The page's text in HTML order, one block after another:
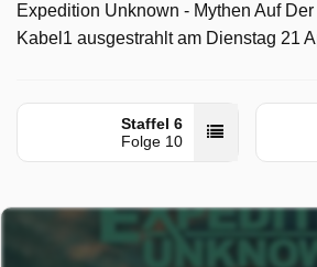
Expedition Unknown - Mythen Auf
Kabel1 ausgestrahlt am Dienstag 21
Staffel 6
Folge 10